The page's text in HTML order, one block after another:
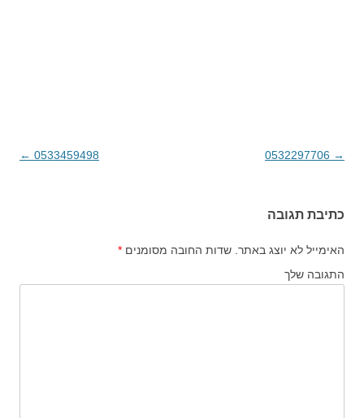
ניווט בפוסטים
→
0533459498
←
כתיבת תגובה
האימייל לא יוצג באתר. שדות החובה מסומנים *
התגובה שלך